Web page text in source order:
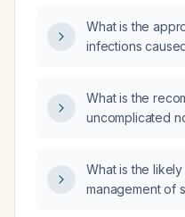
What is the
infections
What is the
uncomplicated
regimens?
What is the
management of